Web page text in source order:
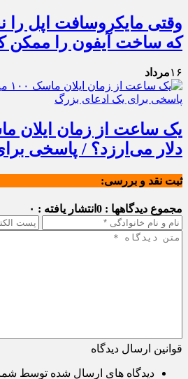
وقتی مایکروسافت اپل را
که ساخت آیفون را ممکن
۱۶مرداد
دلار می‌ارزد؟ / پاسخی
ثبت نقد و بررسی:
مجموع دیدگاهها : 0 انتشار یافته : ۰
قوانین ارسال دیدگاه
دیدگاه های ارسال شده توسط